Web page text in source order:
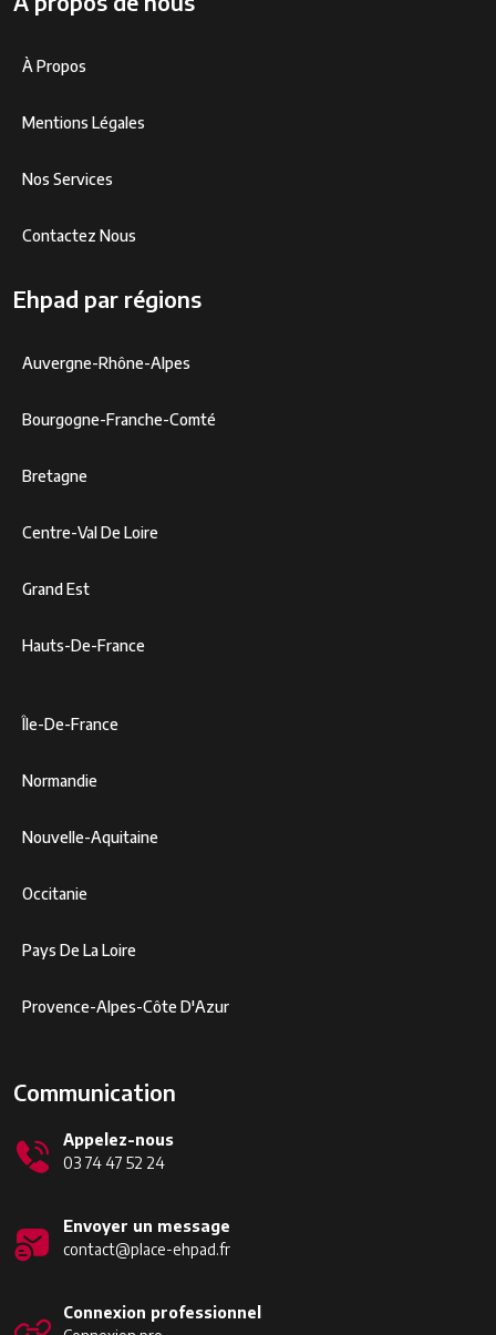
À Propos
Mentions Légales
Nos Services
Contactez Nous
Ehpad par régions
Auvergne-Rhône-Alpes
Bourgogne-Franche-Comté
Bretagne
Centre-Val De Loire
Grand Est
Hauts-De-France
Île-De-France
Normandie
Nouvelle-Aquitaine
Occitanie
Pays De La Loire
Provence-Alpes-Côte D'Azur
Communication
Appelez-nous
03 74 47 52 24
Envoyer un message
contact@place-ehpad.fr
Connexion professionnel